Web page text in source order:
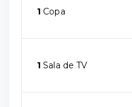
1 Copa
1 Sala de TV